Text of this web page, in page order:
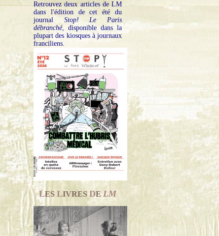
Retrouvez deux articles de LM
dans l'édition de cet été du
journal Stop! Le Paris
débranché, disponible dans la
plupart des kiosques à journaux
franciliens.
LES LIVRESDE LM